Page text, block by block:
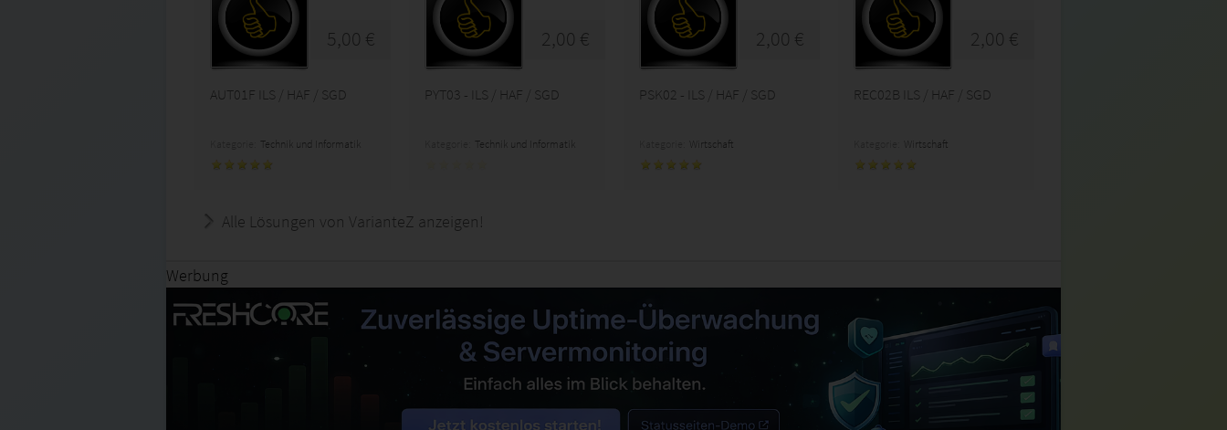
5,00 €
AUT01F ILS / HAF / SGD
Technik und Informatik
2,00 €
PYT03 - ILS / HAF / SGD
Technik und Informatik
2,00 €
PSK02 - ILS / HAF / SGD
Wirtschaft
2,00 €
REC02B ILS / HAF / SGD
Wirtschaft
Alle Lösungen von VarianteZ anzeigen!
Werbung